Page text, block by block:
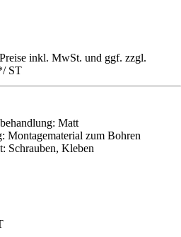
inkl. MwSt. und ggf. zzgl.
/ ST
: Matt
: Montagematerial zum Bohren
: Schrauben, Kleben